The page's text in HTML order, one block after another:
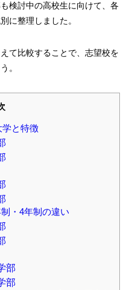
検討中の高校生に向けて、各
に整理しました。
て比較することで、志望校を
。
学と特徴
・4年制の違い
部
部